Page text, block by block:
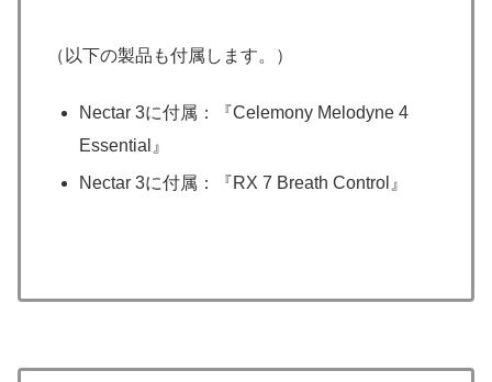
（以下の製品も付属します。）
Nectar 3に付属：『Celemony Melodyne 4
Essential』
Nectar 3に付属：『RX 7 Breath Control』